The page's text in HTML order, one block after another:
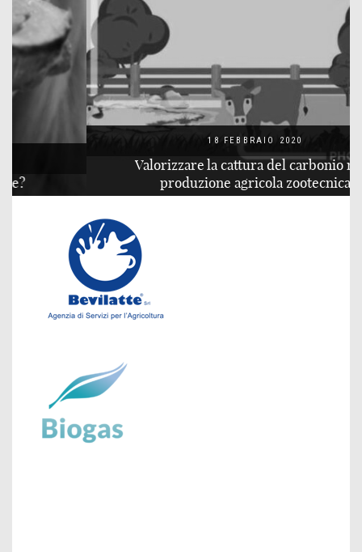
18 FEBBRAIO 2020
Valorizzare la cattura del carbonio nella
produzione agricola zootecnica